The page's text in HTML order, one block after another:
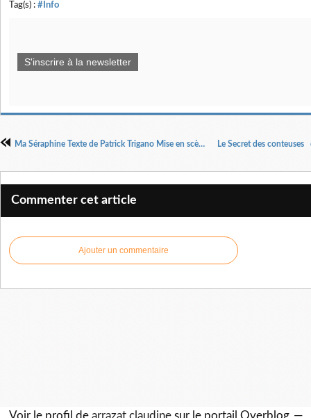
Tag(s) : #Info
S'inscrire à la newsletter
Ma Séraphine Texte de Patrick Trigano Mise en scène Josiane Pinson.
Commenter cet article
Ajouter un commentaire
Voir le profil de arrazat claudinesur le portail Overblog